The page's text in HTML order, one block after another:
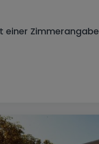
einer Zimmerangabe